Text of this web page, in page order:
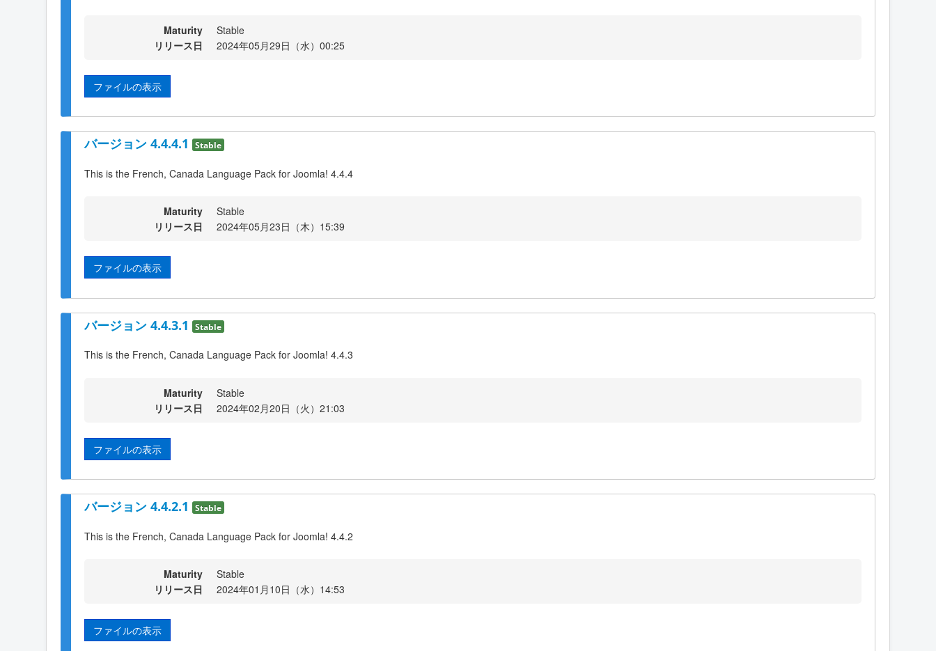
Maturity
Stable
リリース日
2024年05月29日（水）00:25
ファイルの表示
バージョン 4.4.4.1 Stable
This is the French, Canada Language Pack for Joomla! 4.4.4
Maturity
Stable
リリース日
2024年05月23日（木）15:39
ファイルの表示
バージョン 4.4.3.1 Stable
This is the French, Canada Language Pack for Joomla! 4.4.3
Maturity
Stable
リリース日
2024年02月20日（火）21:03
ファイルの表示
バージョン 4.4.2.1 Stable
This is the French, Canada Language Pack for Joomla! 4.4.2
Maturity
Stable
リリース日
2024年01月10日（水）14:53
ファイルの表示